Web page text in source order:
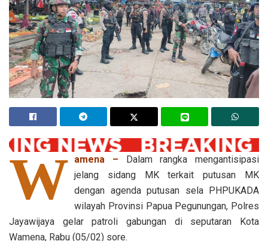
W amena –
Dalam rangka mengantisipasi
jelang sidang MK terkait putusan MK
dengan agenda putusan sela PHPUKADA
wilayah Provinsi Papua Pegunungan, Polres
Jayawijaya gelar patroli gabungan di seputaran Kota
Wamena, Rabu (05/02) sore.